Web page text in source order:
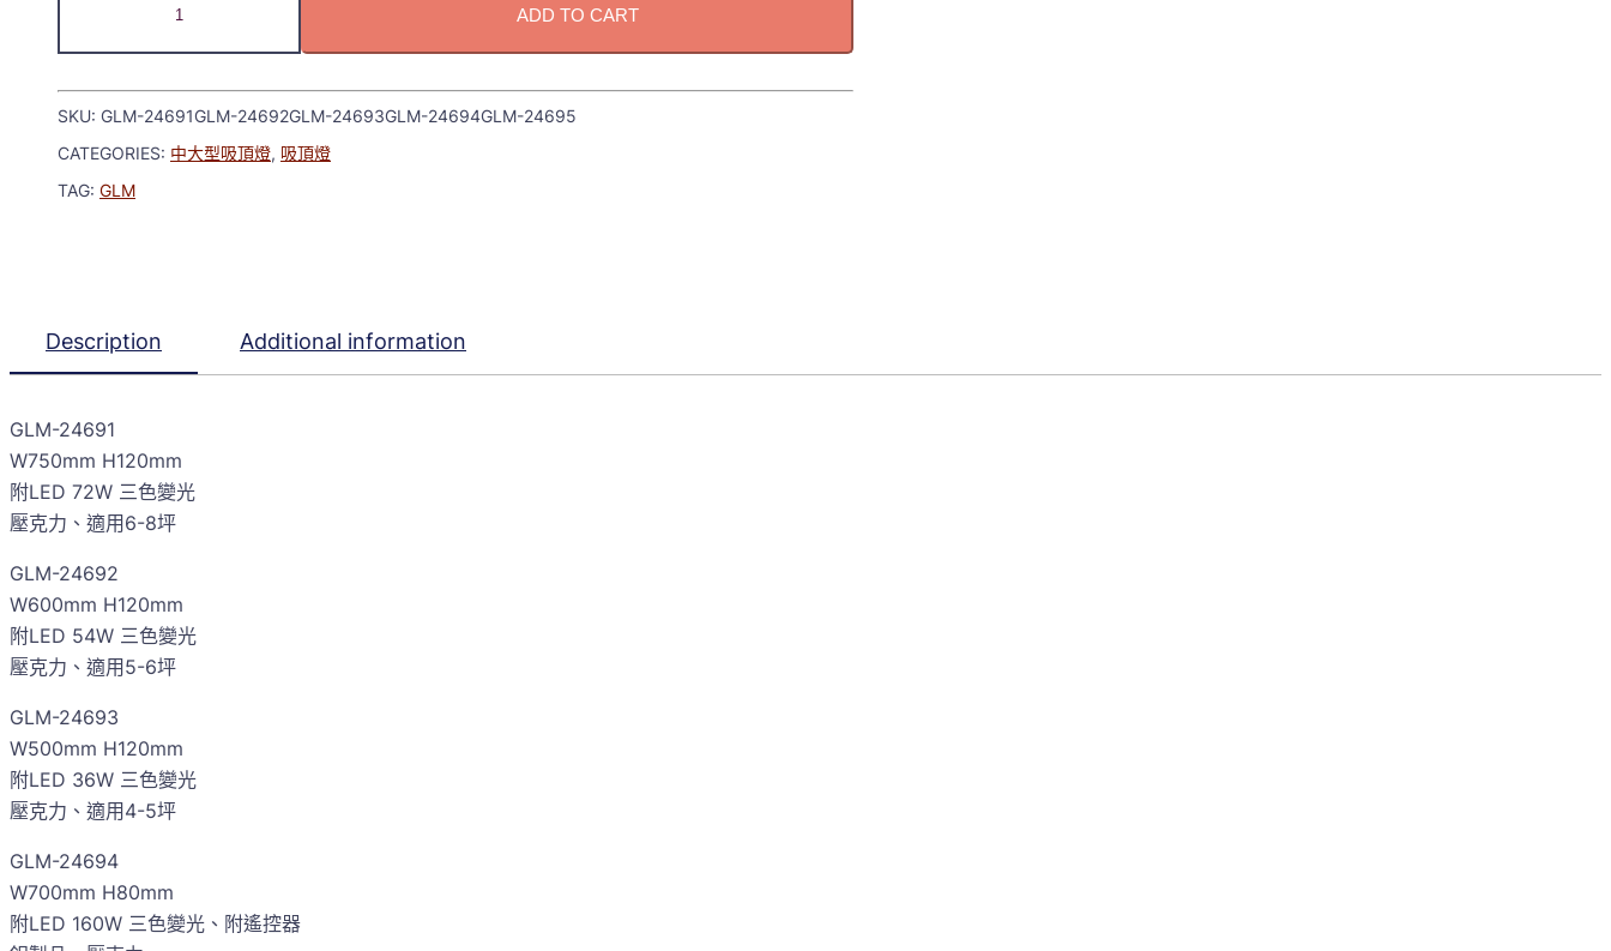
ADD TO CART
SKU: GLM-24691GLM-24692GLM-24693GLM-24694GLM-24695
CATEGORIES: 中大型吸頂燈, 吸頂燈
TAG: GLM
Description Additional information
GLM-24691
W750mm H120mm
附LED 72W 三色變光
壓克力、適用6-8坪
GLM-24692
W600mm H120mm
附LED 54W 三色變光
壓克力、適用5-6坪
GLM-24693
W500mm H120mm
附LED 36W 三色變光
壓克力、適用4-5坪
GLM-24694
W700mm H80mm
附LED 160W 三色變光、附遙控器